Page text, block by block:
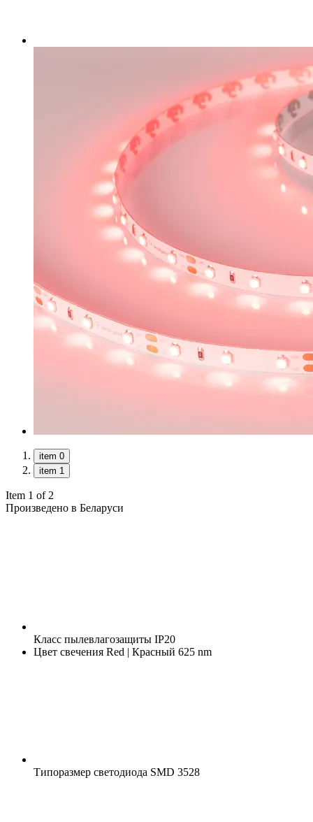
item 0
item 1
Item 1 of 2
Произведено в Беларуси
Класс пылевлагозащиты IP20
Цвет свечения Red | Красный 625 nm
Типоразмер светодиода SMD 3528